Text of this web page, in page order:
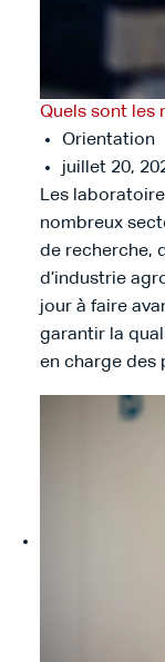
Quels sont les
Orientation
juillet 20,
Les
nombreux
de recherche,
d’industrie
jour à faire
garantir la
en charge des